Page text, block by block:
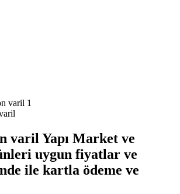
varil Yapı Market ve
uygun fiyatlar ve
ile kartla ödeme ve